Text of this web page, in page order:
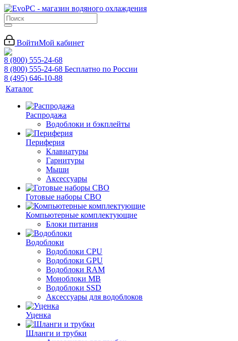
ВойтиМой кабинет
8 (800) 555-24-68
8 (800) 555-24-68 Бесплатно по России
8 (495) 646-10-88
Каталог
Распродажа
Водоблоки и бэкплейты
Периферия
Клавиатуры
Гарнитуры
Мыши
Аксессуары
Готовые наборы СВО
Компьютерные комплектующие
Блоки питания
Водоблоки
Водоблоки CPU
Водоблоки GPU
Водоблоки RAM
Моноблоки MB
Водоблоки SSD
Аксессуары для водоблоков
Уценка
Шланги и трубки